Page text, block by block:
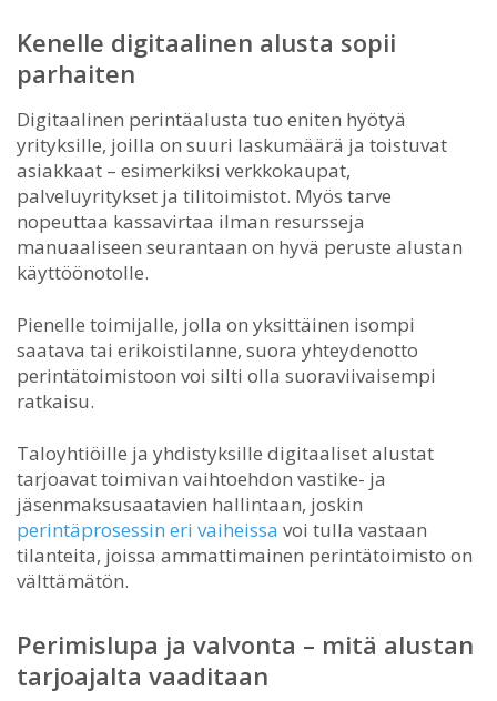
Kenelle digitaalinen alusta sopii
parhaiten
Digitaalinen perintäalusta tuo eniten hyötyä
yrityksille, joilla on suuri laskumäärä ja toistuvat
asiakkaat – esimerkiksi verkkokaupat,
palveluyritykset ja tilitoimistot. Myös tarve
nopeuttaa kassavirtaa ilman resursseja
manuaaliseen seurantaan on hyvä peruste alustan
käyttöönotolle.
Pienelle toimijalle, jolla on yksittäinen isompi
saatava tai erikoistilanne, suora yhteydenotto
perintätoimistoon voi silti olla suoraviivaisempi
ratkaisu.
Taloyhtiöille ja yhdistyksille digitaaliset alustat
tarjoavat toimivan vaihtoehdon vastike- ja
jäsenmaksusaatavien hallintaan, joskin
perintäprosessin eri vaiheissa voi tulla vastaan
tilanteita, joissa ammattimainen perintätoimisto on
välttämätön.
Perimislupa ja valvonta – mitä alustan
tarjoajalta vaaditaan